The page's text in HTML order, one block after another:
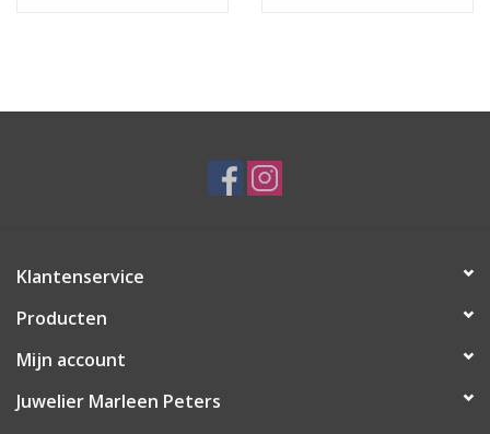
Klantenservice
Producten
Mijn account
Juwelier Marleen Peters